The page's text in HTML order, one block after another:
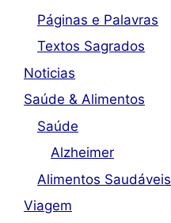
Páginas e Palavras
Textos Sagrados
Noticias
Saúde & Alimentos
Saúde
Alzheimer
Alimentos Saudáveis
Viagem